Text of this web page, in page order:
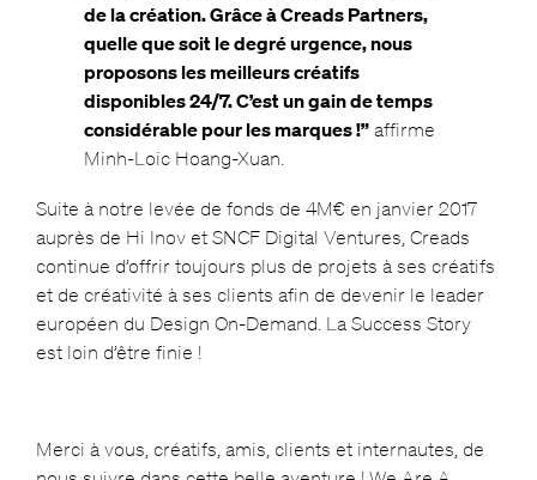
de la création. Grâce à Creads Partners,
quelle que soit le degré urgence, nous
proposons les meilleurs créatifs
disponibles 24/7. C’est un gain de temps
considérable pour les marques !”affirme
Minh-Loic Hoang-Xuan.
Suite à notre levée de fonds de 4M€ en janvier 2017
auprès de Hi Inov et SNCF Digital Ventures, Creads
continue d’offrir toujours plus de projets à ses créatifs
et de créativité à ses clients afin de devenir le leader
européen du Design On-Demand. La Success Story
est loin d’être finie !
Merci à vous, créatifs, amis, clients et internautes, de